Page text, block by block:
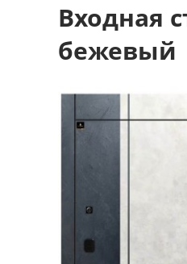
Входная
бежевый